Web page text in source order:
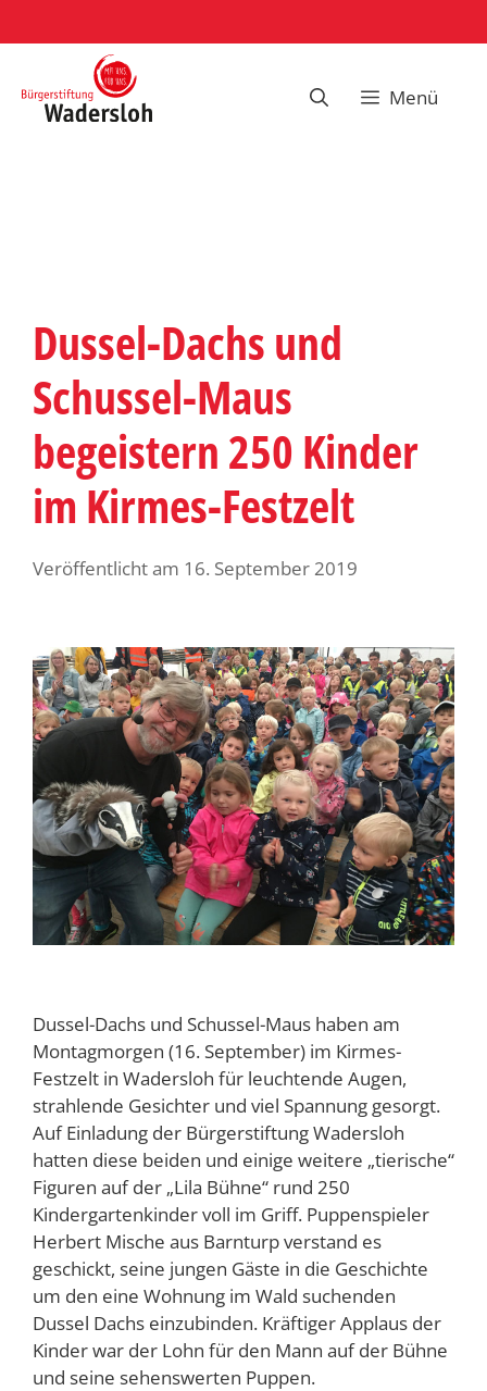
Inhalt
Menü
Dussel-Dachs und
Schussel-Maus
begeistern 250 Kinder
im Kirmes-Festzelt
Veröffentlicht am 16. September 2019
Dussel-Dachs und Schussel-Maus haben am
Montagmorgen (16. September) im Kirmes-
Festzelt in Wadersloh für leuchtende Augen,
strahlende Gesichter und viel Spannung gesorgt.
Auf Einladung der Bürgerstiftung Wadersloh
hatten diese beiden und einige weitere „tierische“
Figuren auf der „Lila Bühne“ rund 250
Kindergartenkinder voll im Griff. Puppenspieler
Herbert Mische aus Barnturp verstand es
geschickt, seine jungen Gäste in die Geschichte
um den eine Wohnung im Wald suchenden
Dussel Dachs einzubinden. Kräftiger Applaus der
Kinder war der Lohn für den Mann auf der Bühne
und seine sehenswerten Puppen.